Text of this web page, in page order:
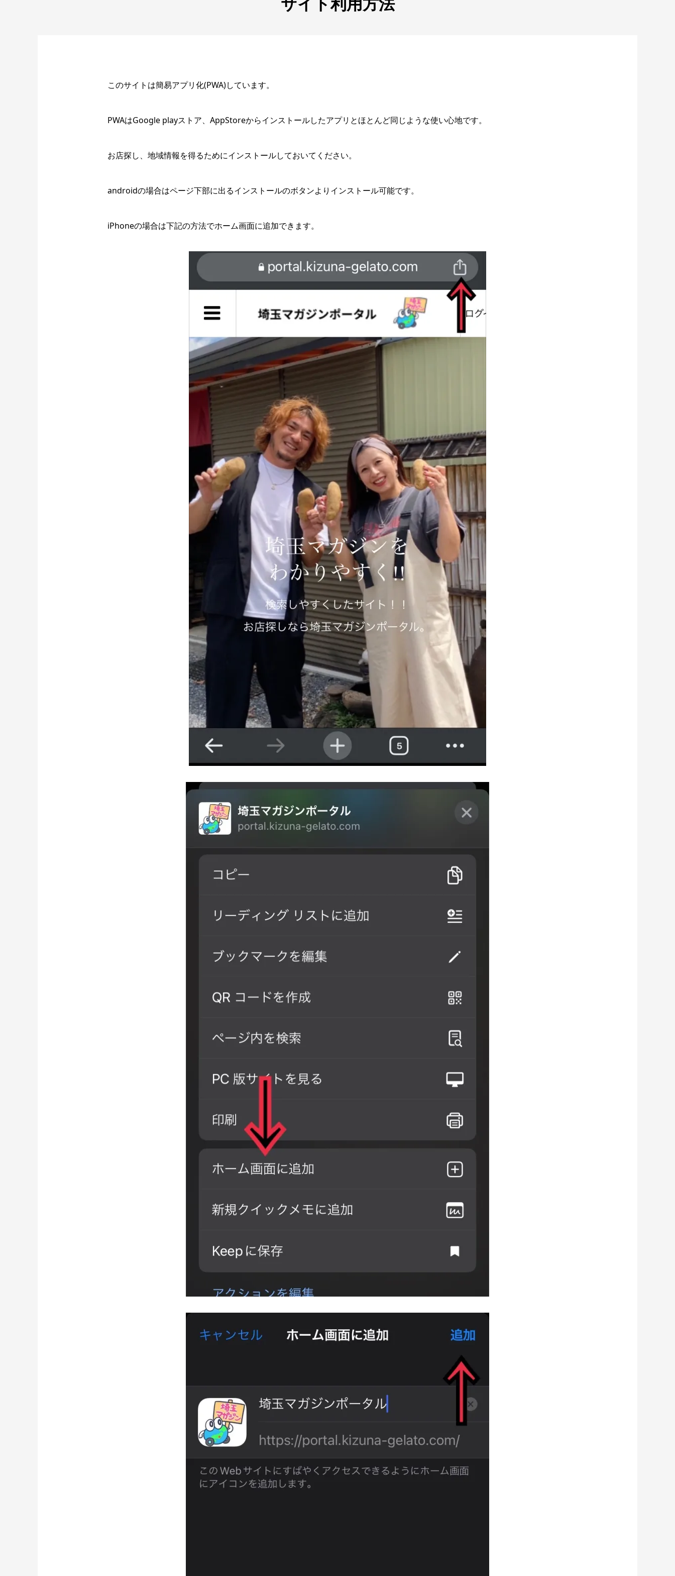
このサイトは簡易アプリ化(PWA)しています。
PWAはGoogle playストア、AppStoreからインストールしたアプリとほとんど同じような使い心地です。
お店探し、地域情報を得るためにインストールしておいてください。
androidの場合はページ下部に出るインストールのボタンよりインストール可能です。
iPhoneの場合は下記の方法でホーム画面に追加できます。